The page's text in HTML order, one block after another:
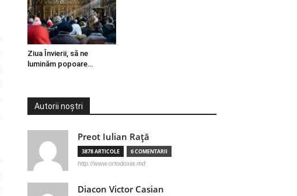
Ziua Învierii, să ne
luminăm popoare…
Autorii noștri
Preot Iulian Raţă
3878 ARTICOLE 6 COMENTARII
http://www.ortodoxia.md
Diacon Victor Casian